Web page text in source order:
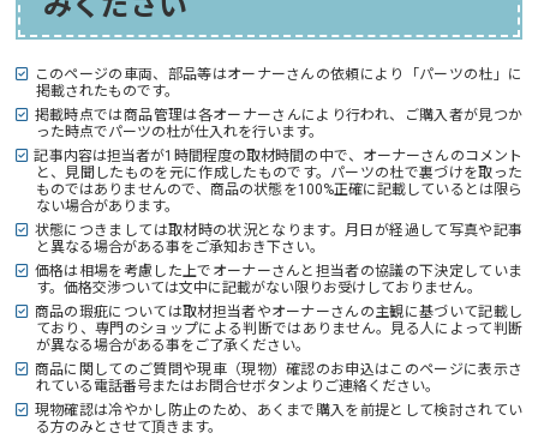
このページの車両、部品等はオーナーさんの依頼により「パーツの杜」に
掲載されたものです。
掲載時点では商品管理は各オーナーさんにより行われ、ご購入者が見つか
った時点でパーツの杜が仕入れを行います。
記事内容は担当者が1時間程度の取材時間の中で、オーナーさんのコメント
と、見聞したものを元に作成したものです。パーツの杜で裏づけを取った
ものではありませんので、商品の状態を100%正確に記載しているとは限ら
ない場合があります。
状態につきましては取材時の状況となります。月日が経過して写真や記事
と異なる場合がある事をご承知おき下さい。
価格は相場を考慮した上でオーナーさんと担当者の協議の下決定していま
す。価格交渉ついては文中に記載がない限りお受けしておりません。
商品の瑕疵については取材担当者やオーナーさんの主観に基づいて記載し
ており、専門のショップによる判断ではありません。見る人によって判断
が異なる場合がある事をご了承ください。
商品に関してのご質問や現車（現物）確認のお申込はこのページに表示さ
れている電話番号またはお問合せボタンよりご連絡ください。
現物確認は冷やかし防止のため、あくまで購入を前提として検討されてい
る方のみとさせて頂きます。